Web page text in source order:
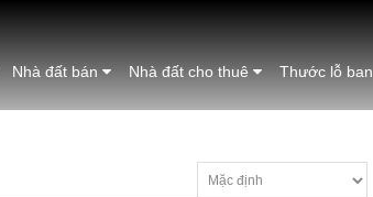
Nhà đất bán Nhà đất cho thuê Thước lỗ ban